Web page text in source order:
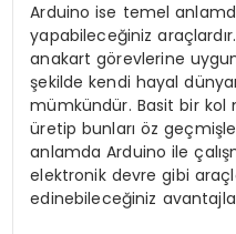
Arduino ise temel
yapabileceğiniz
anakart görevlerine
şekilde kendi hayal
mümkündür. Basit bir kol
üretip bunları öz
anlamda Arduino ile
elektronik devre gibi
edinebileceğiniz